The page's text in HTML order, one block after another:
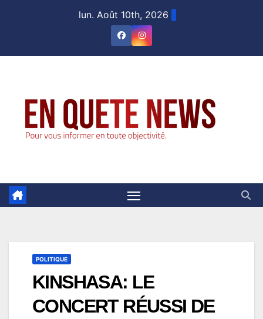
lun. Août 10th, 2026
POLITIQUE
KINSHASA: LE
CONCERT RÉUSSI DE